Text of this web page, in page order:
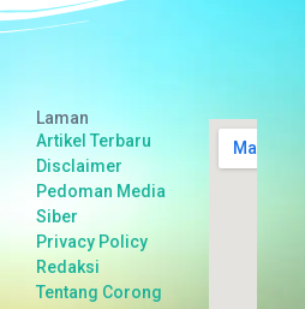
Laman
Artikel Terbaru
Disclaimer
Pedoman Media
Siber
Privacy Policy
Redaksi
Tentang Corong